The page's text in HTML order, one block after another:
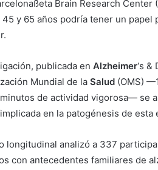
Brain Research
y 65 años podría tener un
publicada en Alzheimer‘s
Mundial de la Salud (OMS)
de actividad vigorosa— se
en la patogénesis de
longitudinal analizó a 337
con antecedentes familiares de